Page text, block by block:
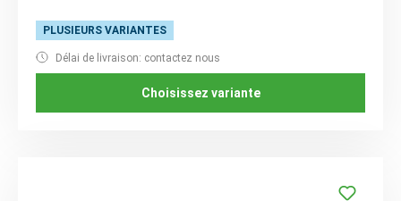
PLUSIEURS VARIANTES
Délai de livraison: contactez nous
Choisissez variante